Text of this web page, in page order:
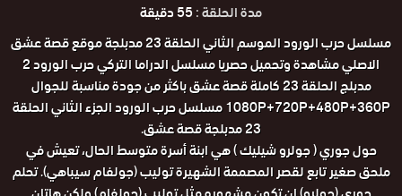
مدة الحلقة :55 دقيقة
مسلسل حرب الورود الموسم الثاني الحلقة 23 مدبلجة موقع قصة عشق
الاصلي مشاهدة وتحميل حصريا مسلسل الدراما التركي حرب الورود 2
مدبلج الحلقة 23 كاملة قصة عشق باكثر من جودة مناسبة للجوال
1080P+720P+480P+360P مسلسل حرب الورود الجزء الثاني الحلقة
23 مدبلجة قصة عشق.
حول جوري ( جولرو شيليك ) هي ابنة أسرة متوسط الحال، تعيش في
ملحق صغير تابع لقصر المصممة الشهيرة توليب (جولفام سيباهي). تحلم